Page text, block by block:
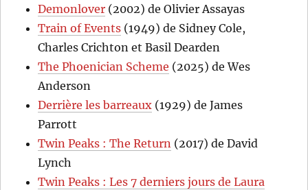
Demonlover (2002) de Olivier Assayas
Train of Events (1949) de Sidney Cole,
Charles Crichton et Basil Dearden
The Phoenician Scheme (2025) de Wes
Anderson
Derrière les barreaux (1929) de James
Parrott
Twin Peaks : The Return (2017) de David
Lynch
Twin Peaks : Les 7 derniers jours de Laura